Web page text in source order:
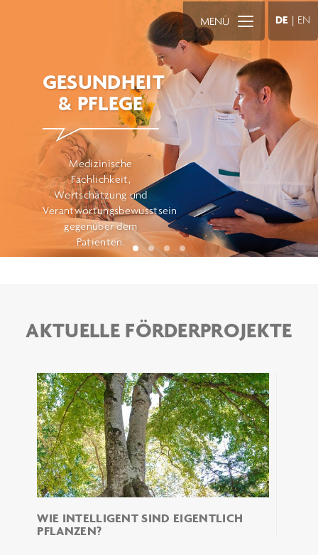
GESUNDHEIT
& PFLEGE
Medizinische
Fachlichkeit,
Wertschätzung und
Verantwortungsbewusstsein
gegenüber dem
Patienten.
DE | EN
MENÜ
AKTUELLE FÖRDERPROJEKTE
WIE INTELLIGENT SIND EIGENTLICH
PFLANZEN?